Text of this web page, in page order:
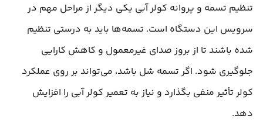
تنظیم تسمه و پروانه کولر آبی یکی دیگر از مراحل مهم در
سرویس این دستگاه است. تسمه‌ها باید به درستی تنظیم
شده باشند تا از بروز صدای غیرمعمول و کاهش کارایی
جلوگیری شود. اگر تسمه شل باشد، می‌تواند بر روی عملکرد
کولر تأثیر منفی بگذارد و نیاز به تعمیر کولر آبی را افزایش
دهد.